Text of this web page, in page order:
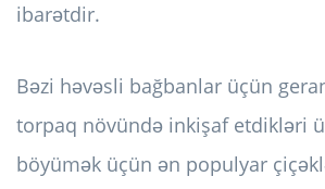
ibarətdir.
Bəzi həvəsli bağbanlar üçün
torpaq növündə inkişaf etdikləri
böyümək üçün ən populyar